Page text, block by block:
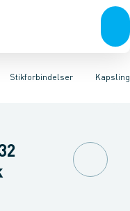
Forgreningsmateriel
Stikforbindelser
og softstartere
industrielle konnektorer